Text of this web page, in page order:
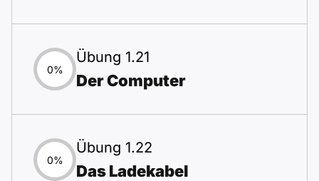
0%
Übung 1.21
Der Computer
0%
Übung 1.22
Das Ladekabel